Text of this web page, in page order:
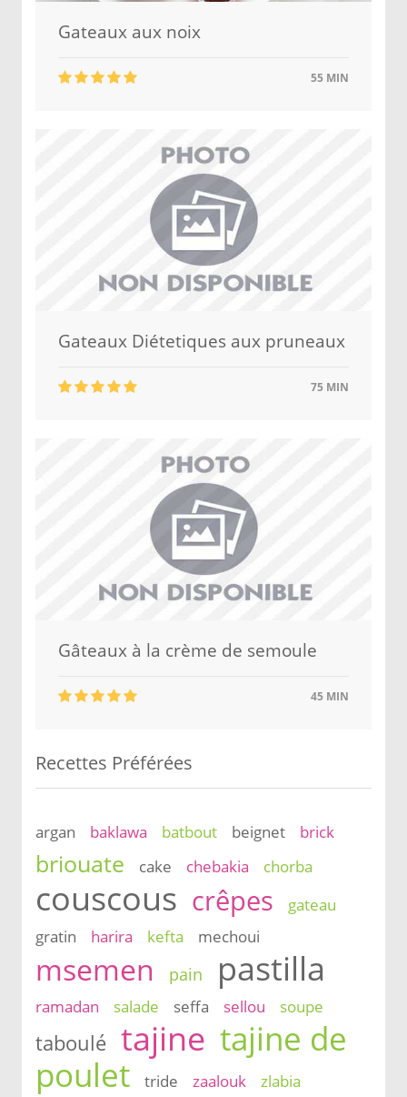
Gateaux aux noix
55 MIN
Gateaux Diétetiques aux pruneaux
75 MIN
Gâteaux à la crème de semoule
45 MIN
Recettes Préférées
argan baklawa batbout beignet brick
briouate cake chebakia chorba
couscous crêpes
gateau
gratin
harira kefta mechoui
msemen pain pastilla
ramadan salade seffa sellou soupe
taboulé tajine tajine de
poulet
tride zaalouk zlabia